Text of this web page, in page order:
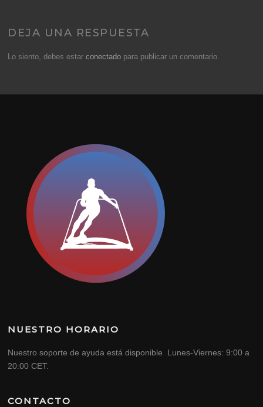
DEJA UNA RESPUESTA
Lo siento, debes estarconectado para publicar un comentario.
NUESTRO HORARIO
Nuestro soporte de ayuda está disponible Lunes-Viernes: 9:00 a
20:00 CET.
CONTACTO